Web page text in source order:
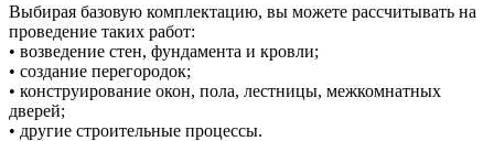
Выбирая базовую комплектацию, вы можете рассчитывать на
проведение таких работ:
• возведение стен, фундамента и кровли;
• создание перегородок;
• конструирование окон, пола, лестницы, межкомнатных
дверей;
• другие строительные процессы.